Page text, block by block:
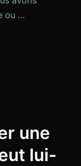
ou ...
une
lui-